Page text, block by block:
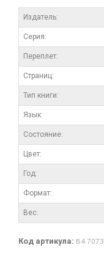
Издатель:
Серия:
Переплет:
Cтраниц:
Тип книги:
Язык:
Состояние:
Цвет:
Год:
Формат:
Вес:
Код артикула: B4 7073